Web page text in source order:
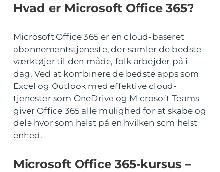
Hvad er Microsoft Office 365?
Microsoft Office 365 er en cloud-baseret
abonnementstjeneste, der samler de bedste
værktøjer til den måde, folk arbejder på i
dag. Ved at kombinere de bedste apps som
Excel og Outlook med effektive cloud-
tjenester som OneDrive og Microsoft Teams
giver Office 365 alle mulighed for at skabe og
dele hvor som helst på en hvilken som helst
enhed.
Microsoft Office 365-kursus –